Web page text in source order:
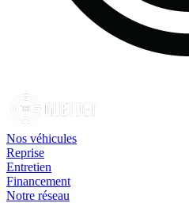
Nos véhicules
Reprise
Entretien
Financement
Notre réseau